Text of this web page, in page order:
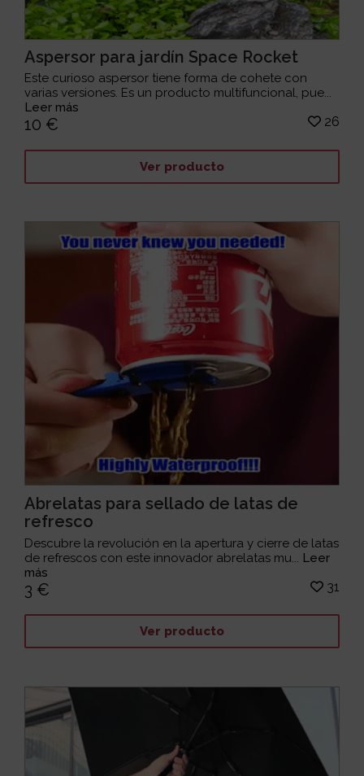
Aspersor para jardín Space Rocket
Este curioso aspersor tiene forma de cohete con
varias versiones. Es un producto multifuncional, pue...
Leer más
10 € 26
Ver producto
Abrelatas para sellado de latas de
refresco
Descubre la revolución en la apertura y cierre de latas
de refrescos con este innovador abrelatas mu... Leer
más
3 € 31
Ver producto